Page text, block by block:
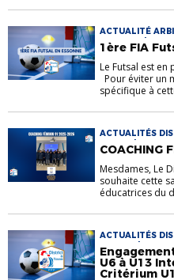
ACTUALITÉ
DISTRICT |
ARBITRAGE |
| FUTSAL
1ère FIA
Le Futsal est en
Pour éviter un
spécifique à
ACTUALITÉS
UTILES |
DOCUMENTS
EDUCATEURS |
FOOTBALL
FÉMININ | VIE
COACHING
Mesdames, Le
souhaite cette
éducatrices du
ACTUALITÉS
FUTSAL |
U6 à U13
Critérium